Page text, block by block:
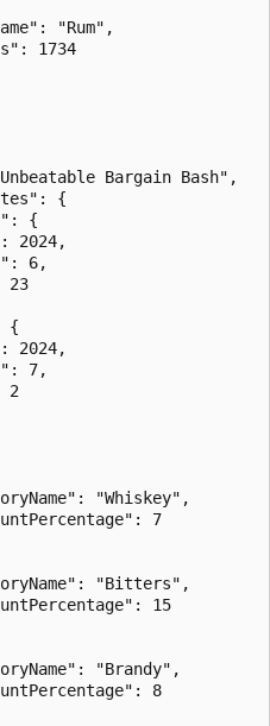
"Rum",
1734
Bargain Bash",
{
{
2024,
6,
23
{
2024,
7,
2
"Whiskey",
7
"Bitters",
15
"Brandy",
8